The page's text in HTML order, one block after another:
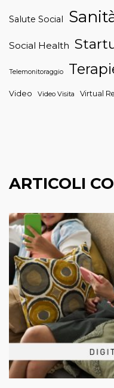
Salute Social
Social Health
Telemonitoraggio
Video Video Visita Virtual
ARTICOLI